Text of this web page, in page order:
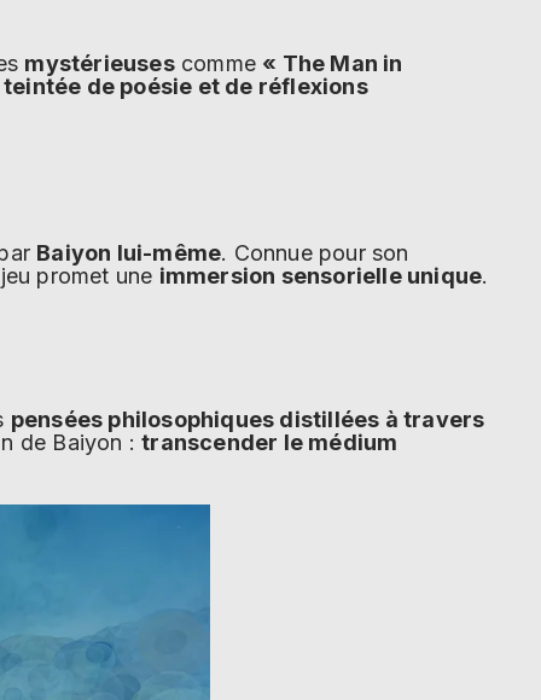
mystérieusescomme « The Man in
de poésie et de réflexions
Baiyon lui-même. Connue pour son
promet une immersion sensorielle unique.
pensées philosophiques distillées à travers
de Baiyon :transcender le médium